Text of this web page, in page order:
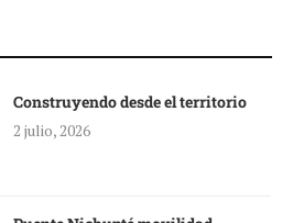
Construyendo desde el territorio
2 julio, 2026